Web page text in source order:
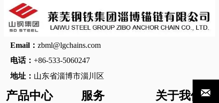
Email： zbml@lgchains.com
电话： +86-533-5060247
地址： 山东省淄博市淄川区
产品中心 服务 关于我们